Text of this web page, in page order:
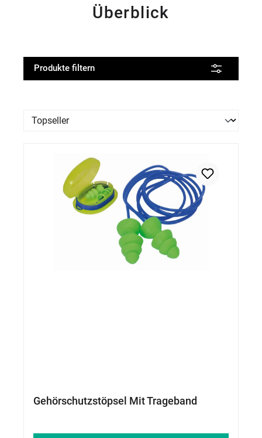
Überblick
Produkte filtern
Gehörschutzstöpsel Mit Trageband